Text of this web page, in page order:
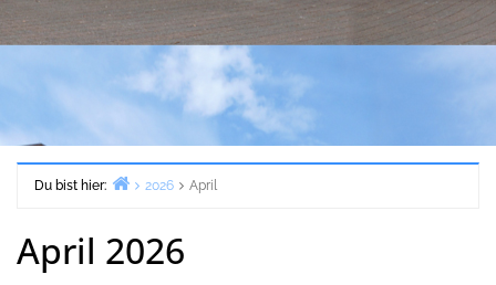
Du bist hier:
2026 April
April 2026